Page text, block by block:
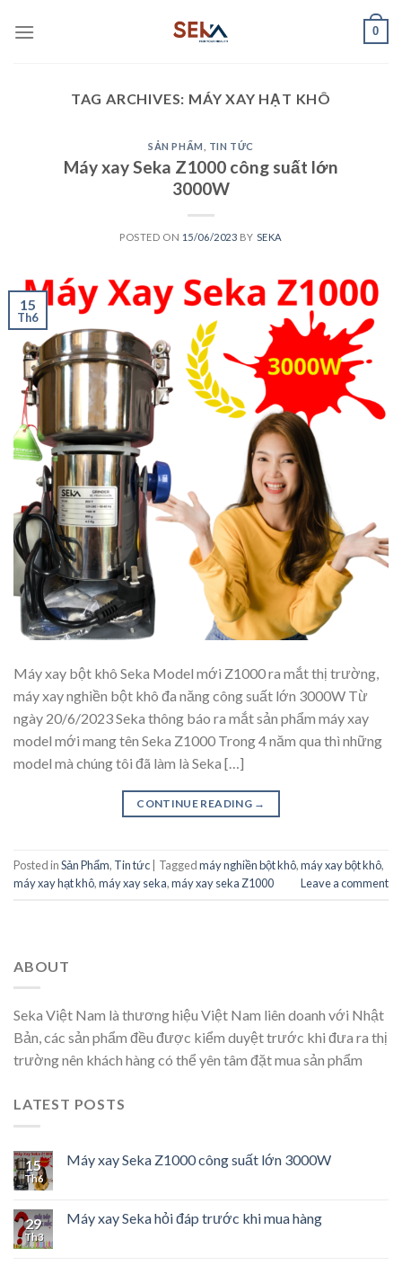
0
TAG ARCHIVES: MÁY XAY HẠT KHÔ
SẢN PHẨM TIN TỨC
Máy xay Seka Z1000 công suất lớn
3000W
POSTED ON 15/06/2023 BY SEKA
15
Th6
Máy xay bột khô Seka Model mới Z1000 ra mắt thị trường,
máy xay nghiền bột khô đa năng công suất lớn 3000W Từ
ngày 20/6/2023 Seka thông báo ra mắt sản phẩm máy xay
model mới mang tên Seka Z1000 Trong 4 năm qua thì những
model mà chúng tôi đã làm là Seka […]
CONTINUE READING →
Posted inSản Phẩm, Tin tức Taggedmáy nghiền bột khô,máy xay bột khô,
máy xay hạt khô,máy xay seka,máy xay seka Z1000 Leave a comment
ABOUT
Seka Việt Nam là thương hiệu Việt Nam liên doanh với Nhật
Bản, các sản phẩm đều được kiểm duyệt trước khi đưa ra thị
trường nên khách hàng có thể yên tâm đặt mua sản phẩm
LATEST POSTS
15
Th6
Máy xay Seka Z1000 công suất lớn 3000W
29
Th3
Máy xay Seka hỏi đáp trước khi mua hàng